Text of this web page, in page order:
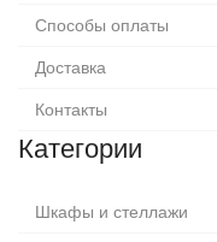
Способы оплаты
Доставка
Контакты
Категории
Шкафы и стеллажи